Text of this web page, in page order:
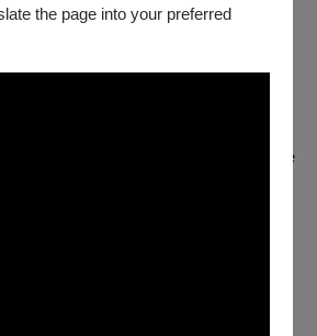
the page into your preferred
d moll, BWV 1004 Allemanda
Flügel des Gesangs
d moll, BWV 1004 Corrente
Rodriguez:La cumparsita ,The Little
d moll, BWV 1004 Sarabanda
Leise flehen meine Lieder
d moll, BWV 1004 Giga
d moll, BWV 1004 Ciaconna -
———
No.10 G Dur, Op. 96